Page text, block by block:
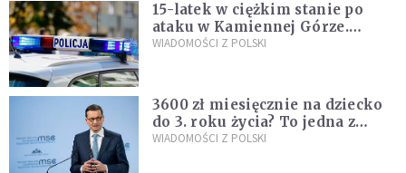
15-latek w ciężkim stanie po
ataku w Kamiennej Górze.
Policja zatrzymała dwóch
WIADOMOŚCI Z POLSKI
3600 zł miesięcznie na dziecko
do 3. roku życia? To jedna z
propozycji programu "Rozwój
WIADOMOŚCI Z POLSKI